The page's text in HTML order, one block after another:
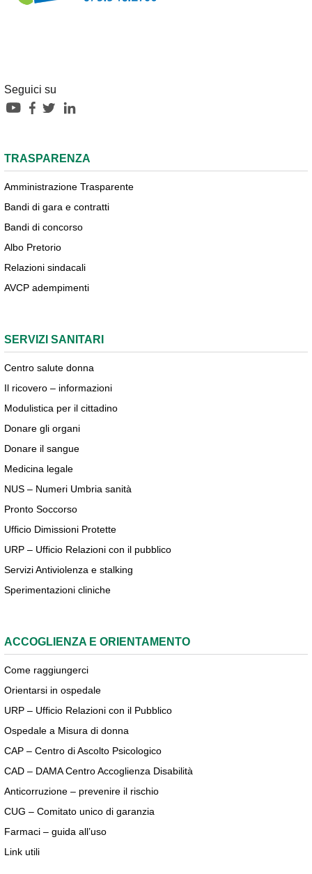
Seguici su
TRASPARENZA
Amministrazione Trasparente
Bandi di gara e contratti
Bandi di concorso
Albo Pretorio
Relazioni sindacali
AVCP adempimenti
SERVIZI SANITARI
Centro salute donna
Il ricovero – informazioni
Modulistica per il cittadino
Donare gli organi
Donare il sangue
Medicina legale
NUS – Numeri Umbria sanità
Pronto Soccorso
Ufficio Dimissioni Protette
URP – Ufficio Relazioni con il pubblico
Servizi Antiviolenza e stalking
Sperimentazioni cliniche
ACCOGLIENZA E ORIENTAMENTO
Come raggiungerci
Orientarsi in ospedale
URP – Ufficio Relazioni con il Pubblico
Ospedale a Misura di donna
CAP – Centro di Ascolto Psicologico
CAD – DAMA Centro Accoglienza Disabilità
Anticorruzione – prevenire il rischio
CUG – Comitato unico di garanzia
Farmaci – guida all’uso
Link utili